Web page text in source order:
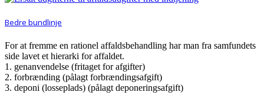
Bedre bundlinje
For at fremme en rationel affaldsbehandling har man fra samfundets
side lavet et hierarki for affaldet.
1. genanvendelse (fritaget for afgifter)
2. forbrænding (pålagt forbrændingsafgift)
3. deponi (losseplads) (pålagt deponeringsafgift)